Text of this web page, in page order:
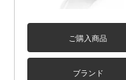
ご購入商品
ブランド